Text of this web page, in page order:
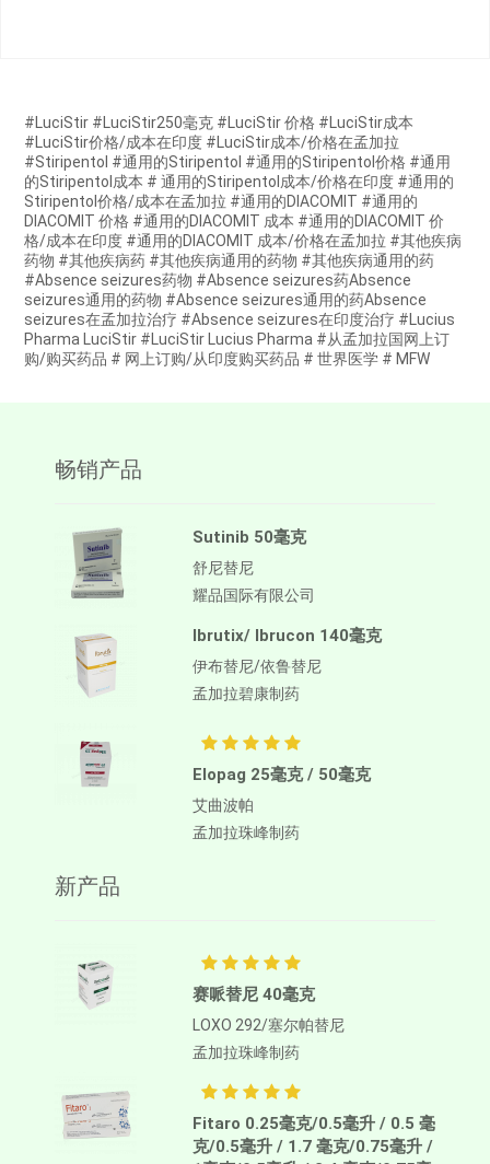
#LuciStir #LuciStir250毫克 #LuciStir 价格 #LuciStir成本
#LuciStir价格/成本在印度 #LuciStir成本/价格在孟加拉
#Stiripentol #通用的Stiripentol #通用的Stiripentol价格 #通用
的Stiripentol成本 # 通用的Stiripentol成本/价格在印度 #通用的
Stiripentol价格/成本在孟加拉 #通用的DIACOMIT #通用的
DIACOMIT 价格 #通用的DIACOMIT 成本 #通用的DIACOMIT 价
格/成本在印度 #通用的DIACOMIT 成本/价格在孟加拉 #其他疾病
药物 #其他疾病药 #其他疾病通用的药物 #其他疾病通用的药
#Absence seizures药物 #Absence seizures药Absence
seizures通用的药物 #Absence seizures通用的药Absence
seizures在孟加拉治疗 #Absence seizures在印度治疗 #Lucius
Pharma LuciStir #LuciStir Lucius Pharma #从孟加拉国网上订
购/购买药品 # 网上订购/从印度购买药品 # 世界医学 # MFW
畅销产品
Sutinib 50毫克
舒尼替尼
耀品国际有限公司
Ibrutix/ Ibrucon 140毫克
伊布替尼/依鲁替尼
孟加拉碧康制药
Elopag 25毫克 / 50毫克
艾曲波帕
孟加拉珠峰制药
新产品
赛哌替尼 40毫克
LOXO 292/塞尔帕替尼
孟加拉珠峰制药
Fitaro 0.25毫克/0.5毫升 / 0.5 毫
克/0.5毫升 / 1.7 毫克/0.75毫升 /